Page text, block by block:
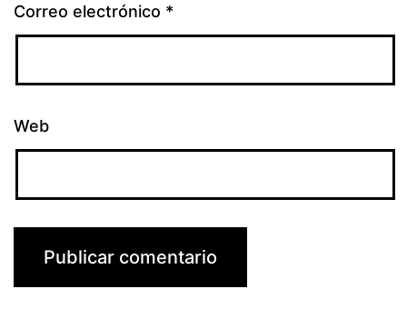
Correo electrónico *
Web